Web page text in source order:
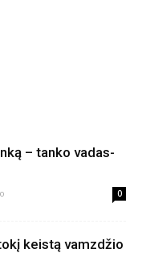
– tanko vadas-
0
keistą vamzdžio